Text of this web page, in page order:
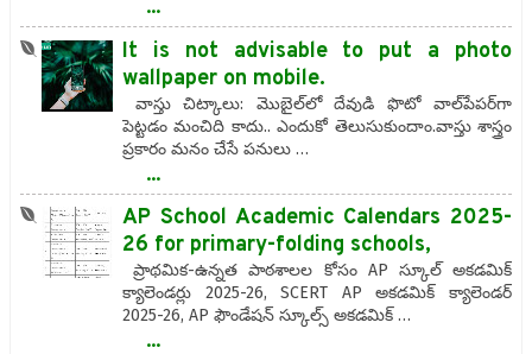
...
It is not advisable to put a photo
wallpaper on mobile.
వాస్తు చిట్కాలు: మొబైల్‌లో దేవుడి ఫొటో వాల్‌పేపర్‌గా
పెట్టడం మంచిది కాదు.. ఎందుకో తెలుసుకుందాం.వాస్తు శాస్త్రం
ప్రకారం మనం చేసే పనులు …
...
AP School Academic Calendars 2025-
26 for primary-folding schools,
ప్రాథమిక-ఉన్నత పాఠశాలల కోసం AP స్కూల్ అకడమిక్
క్యాలెండర్లు 2025-26, SCERT AP అకడమిక్ క్యాలెండర్
2025-26, AP ఫౌండేషన్ స్కూల్స్ అకడమిక్ …
...